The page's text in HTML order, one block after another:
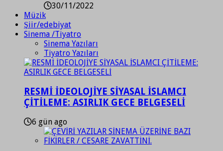
30/11/2022
Müzik
Şiir/edebiyat
Sinema /Tiyatro
Sinema Yazıları
Tiyatro Yazıları
RESMİ İDEOLOJİYE SİYASAL İSLAMCI
ÇİTİLEME: ASIRLIK GECE BELGESELİ
6 gün ago